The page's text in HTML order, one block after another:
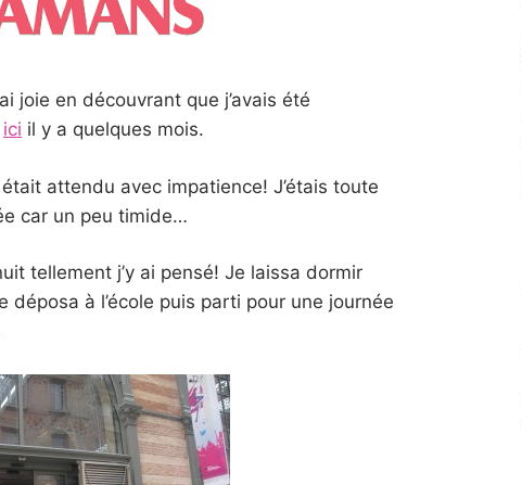
joie en découvrant que j’avais été
ici il y a quelques mois.
attendu avec impatience! J’étais toute
car un peu timide…
tellement j’y ai pensé! Je laissa dormir
déposa à l’école puis parti pour une journée